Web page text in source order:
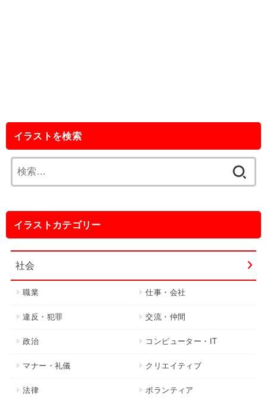
イラストを検索
索:
イラストカテゴリー
社会
職業 仕事・会社
違反・犯罪 交流・仲間
政治 コンピューター・IT
マナー・礼儀 クリエイティブ
法律 ボランティア